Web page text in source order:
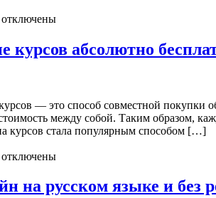
курсов абсолютно
— это способ совместной
между собой. Таким образом,
курсов стала популярным способом […]
на русском языке и без